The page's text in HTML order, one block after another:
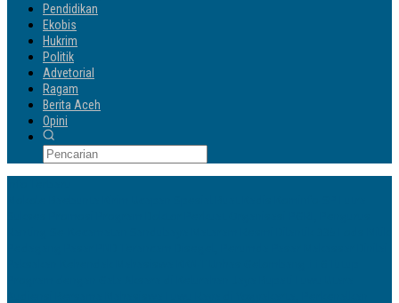
Pendidikan
Ekobis
Hukrim
Politik
Advetorial
Ragam
Berita Aceh
Opini